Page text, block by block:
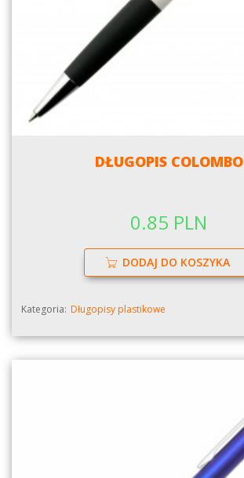
DŁUGOPIS COLOMBO
0.85 PLN
DODAJ DO KOSZYKA
Kategoria: Długopisy plastikowe